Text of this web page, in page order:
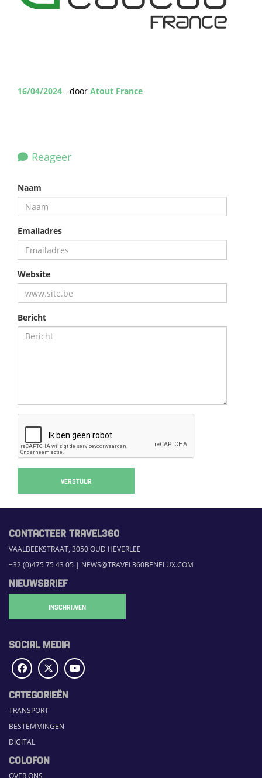
16/04/2024 - door Atout France
Reageer
Naam
Emailadres
Website
Bericht
VERSTUUR
CONTACTEER TRAVEL360
VAALBEEKSTRAAT, 3050 OUD HEVERLEE
+32 (0)475 75 43 05 | NEWS@TRAVEL360BENELUX.COM
NIEUWSBRIEF
INSCHRIJVEN
SOCIAL MEDIA
CATEGORIEËN
TRANSPORT
BESTEMMINGEN
DIGITAL
COLOFON
OVER ONS